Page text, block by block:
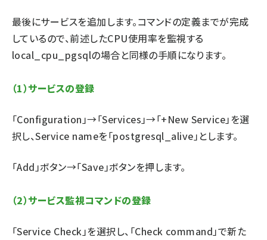
最後にサービスを追加します。コマンドの定義までが完成
しているので、前述したCPU使用率を監視する
local_cpu_pgsqlの場合と同様の手順になります。
（1）サービスの登録
「Configuration」→「Services」→「+New Service」を選
択し、Service nameを「postgresql_alive」とします。
「Add」ボタン→「Save」ボタンを押します。
（2）サービス監視コマンドの登録
「Service Check」を選択し、「Check command」で新た